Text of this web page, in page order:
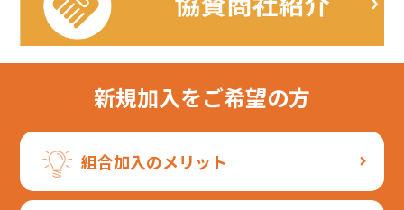
新規加入をご希望の方
組合加入のメリット